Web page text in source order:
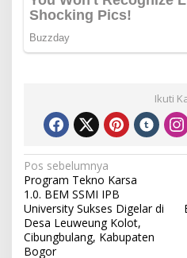
Ikuti
Navigasi
pos
Pos sebelumnya
Program Tekno Karsa
1.0. BEM SSMI IPB
University Sukses Digelar di
Desa Leuweung Kolot,
Cibungbulang, Kabupaten
Bogor